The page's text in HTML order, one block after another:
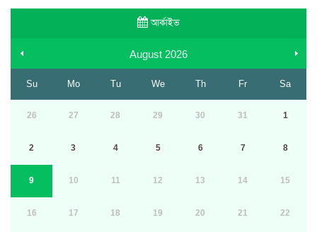
আর্কাইভ
August 2026
Su Mo Tu We Th Fr Sa
26 27 28 29 30 31 1
2 3 4 5 6 7 8
9 10 11 12 13 14 15
16 17 18 19 20 21 22